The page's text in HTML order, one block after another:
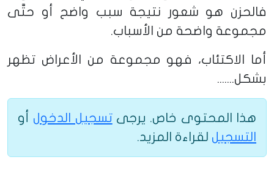
فالحزن هو شعور نتيجة سبب واضح أو حتَّى
مجموعة واضحة من الأسباب.
أما الاكتئاب، فهو مجموعة من الأعراض تظهر
بشكل.......
هذا المحتوى خاص. يرجىتسجيل الدخول أو
التسجيل لقراءة المزيد.